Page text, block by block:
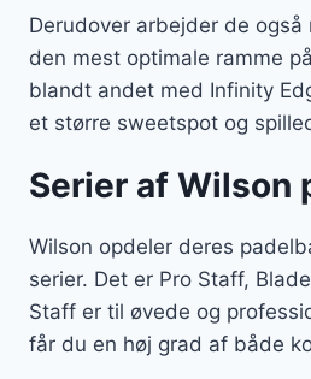
Derudover arbejder de
den mest optimale ramme
blandt andet med Infinity
et større sweetspot og
Serier af Wilson
Wilson opdeler deres
serier. Det er Pro Staff,
Staff er til øvede og
får du en høj grad af både